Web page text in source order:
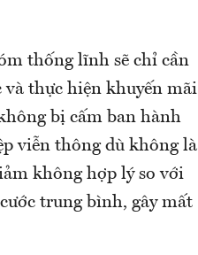
thống lĩnh sẽ chỉ cần
thực hiện khuyến mãi
bị cấm ban hành
viễn thông dù không là
không hợp lý so với
trung bình, gây mất